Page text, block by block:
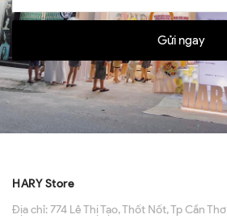
Gửi ngay
HARY Store
Địa chỉ:774 Lê Thị Tạo, Thốt Nốt, Tp Cần Thơ